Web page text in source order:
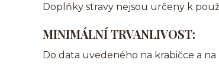
Doplňky stravy nejsou určeny k
MINIMÁLNÍ TRVANLIVOST:
Do data uvedeného na krabičce a na